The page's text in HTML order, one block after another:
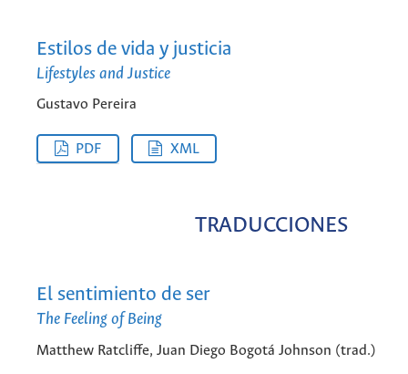
Estilos de vida y justicia
Lifestyles and Justice
Gustavo Pereira
PDF XML
TRADUCCIONES
El sentimiento de ser
The Feeling of Being
Matthew Ratcliffe, Juan Diego Bogotá Johnson (trad.)